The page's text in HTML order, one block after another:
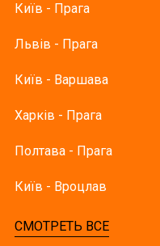
Київ - Прага
Львів - Прага
Київ - Варшава
Харків - Прага
Полтава - Прага
Київ - Вроцлав
СМОТРЕТЬ ВСЕ